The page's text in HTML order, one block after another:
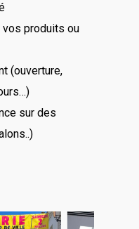
produits ou
(ouverture,
sur des